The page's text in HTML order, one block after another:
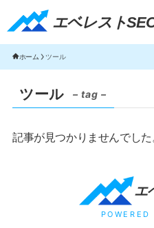
エベレスト
エベレストSEO｜TOP
ホーム ツール
ツール – tag –
記事が見つかりませんでした
エ